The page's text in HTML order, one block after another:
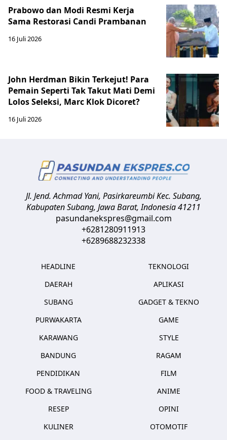
Prabowo dan Modi Resmi Kerja
Sama Restorasi Candi Prambanan
16 Juli 2026
John Herdman Bikin Terkejut! Para
Pemain Seperti Tak Takut Mati Demi
Lolos Seleksi, Marc Klok Dicoret?
16 Juli 2026
Jl. Jend. Achmad Yani, Pasirkareumbi Kec. Subang,
Kabupaten Subang, Jawa Barat,Indonesia41211
pasundanekspres@gmail.com
+6281280911913
+6289688232338
HEADLINE
DAERAH
SUBANG
PURWAKARTA
KARAWANG
BANDUNG
PENDIDIKAN
FOOD & TRAVELING
RESEP
KULINER
TEKNOLOGI
APLIKASI
GADGET & TEKNO
GAME
STYLE
RAGAM
FILM
ANIME
OPINI
OTOMOTIF